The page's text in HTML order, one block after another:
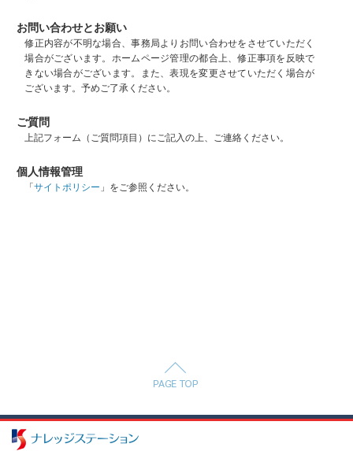
お問い合わせとお願い
修正内容が不明な場合、事務局よりお問い合わせをさせていただく
場合がございます。ホームページ管理の都合上、修正事項を反映で
きない場合がございます。また、表現を変更させていただく場合が
ございます。予めご了承ください。
ご質問
上記フォーム（ご質問項目）にご記入の上、ご連絡ください。
個人情報管理
「サイトポリシー 」をご参照ください。